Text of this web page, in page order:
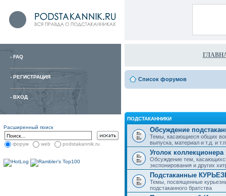
- FAQ
- РЕГИСТРАЦИЯ
- ВХОД
Расширенный поиск
форум web podstakannik.ru
Список форумов
ПОДСТАКАННИКИ
Обсуждение
Темы, касающиеся общих
выпуска, материал и т.д. и
Уголок коллекционера
Обсуждение тем,
экспонирования и других
Подстаканные
Темы, посвященные
подстаканного братства